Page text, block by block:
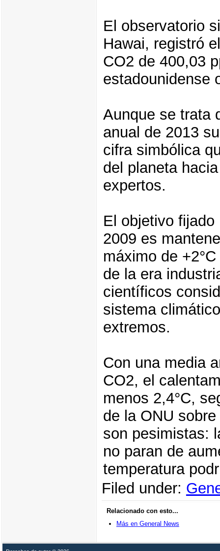
El observatorio
Hawai, registró
CO2 de 400,03
estadounidense
Aunque se trata
anual de 2013
cifra simbólica
del planeta
expertos.
El objetivo
2009 es
máximo de
de la era
científicos
sistema
extremos.
Con una media
CO2, el
menos 2,4°C,
de la ONU
son pesimistas:
no paran de
temperatura
Filed under:
Relacionado con esto...
Más en General News